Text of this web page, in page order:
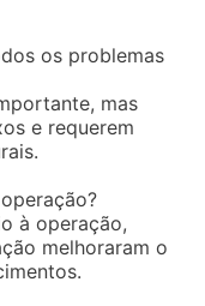
os problemas
mas
e requerem
à operação,
melhoraram o